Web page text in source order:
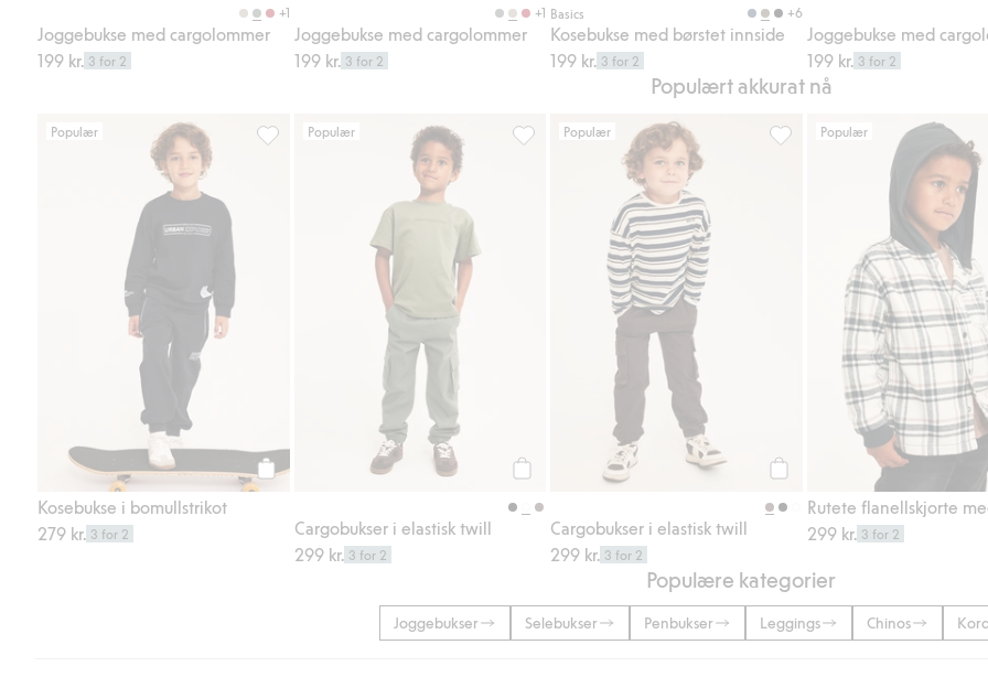
+1
Joggebukse med cargolommer
199 kr. 3 for 2
+1
Joggebukse med cargolommer
199 kr. 3 for 2
Basics +6
Kosebukse med børstet innside
199 kr. 3 for 2
Joggebukse med
199 kr. 3 for 2
Populært akkurat nå
Populær
Legg til
Kosebukse i bomullstrikot
279 kr. 3 for 2
Kosebukse i bomullstrikot, Legg til i favoriter
Populær
Cargobukser i elastisk twill
299 kr. 3 for 2
Cargobukser i elastisk twill, Legg til i favoriter
Populær
Cargobukser i elastisk twill
299 kr. 3 for 2
Cargobukser i elastisk twill,
Populær
Rutete flanellskjorte
299 kr. 3 for 2
Populære kategorier
Joggebukser Selebukser Penbukser Leggings Chinos